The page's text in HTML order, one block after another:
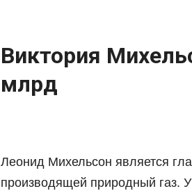
Виктория
млрд
Леонид Михельсон является
производящей природный газ.